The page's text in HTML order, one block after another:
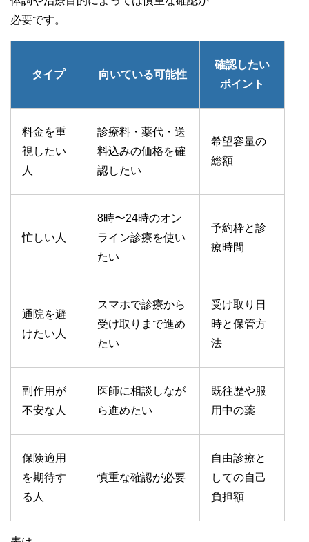
必要です。
タイプ 向いている可能性
確認したい
ポイント
料金を重
視したい
人
診療料・薬代・送
料込みの価格を確
認したい
希望容量の
総額
忙しい人
8時〜24時のオン
ライン診療を使い
たい
予約枠と診
療時間
通院を避
けたい人
スマホで診療から
受け取りまで進め
たい
受け取り日
時と保管方
法
副作用が
不安な人
医師に相談しなが
ら進めたい
既往歴や服
用中の薬
保険適用
を期待す
る人
慎重な確認が必要
自由診療と
しての自己
負担額